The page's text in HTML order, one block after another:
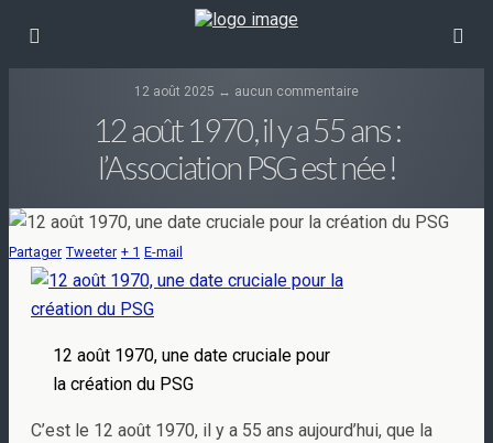
12 août 2025 ↔ aucun commentaire
12 août 1970, il y a 55 ans :
l’Association PSG est née !
Partager Tweeter + 1 E-mail
12 août 1970, une date cruciale pour
la création du PSG
C’est le 12 août 1970, il y a 55 ans aujourd’hui, que la